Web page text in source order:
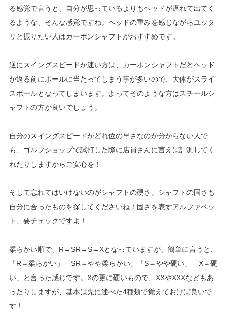
る感覚で言うと、自分が思っているよりもヘッドが遅れて出てく
るような、そんな感覚ですね。ヘッドの重みを感じながらユッタ
リと振りたい人はカーボンシャフトがおすすめです。
逆にスイングスピードが速い方は、カーボンシャフトだとヘッド
が返る前にボールに当たってしまう事が多いので、大体がスライ
スボールとなってしまいます。よってそのような方はスチールシ
ャフトの方が良いでしょう。
自分のスイングスピードがどれ位の早さなのか分からない人で
も、ゴルフショップで試打した際に店員さんに言えば計測してく
れたりしますからご安心を！
そして忘れてはいけないのがシャフトの硬さ。シャフトの固さも
自分に合ったものを探してくださいね！固さを表すアルファベッ
ト、要チェックですよ！
柔らかい順で、R→SR→S→Xとなっていますが、簡単に言うと、
「R＝柔らかい」「SR＝やや柔らかい」「S＝やや硬い」「X＝硬
い」と言った感じです。Xの更に硬いもので、XXやXXXなどもあ
ったりしますが、基本は先に述べた4種類で覚えておけば良いで
す！